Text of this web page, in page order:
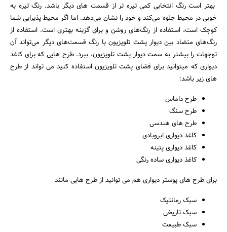
جستجو
بهتر است رنگ انتخابی کمی تیره‌ تر از قسمت های دیگر باشد. رنگ تیره به
خوبی در محیط جلوه می‌کند و خود را نشان می‌دهد. اما اگر محیط پذیرایی شما
کوچک است، استفاده از رنگ‌های روشن و براق گزینه بهتری است. استفاده از
رنگ‌های متضاد بین دیوار پشت تلویزیون با رنگ‌ قسمت‌های دیگر می‌تواند آن
توجهات را بیشتر به سمت دیوار پشت تلویزیون، ببرد. طرح هایی که برای کاغذ
دیواری که میتوانید برای فضای پشت تلویزیون استفاده کنید می تواند از طرح
های زیر باشد:
طرح داماس
طرح سنگ
طرح های هندسی
کاغذ دیواری ابروبادی
کاغذ دیواری پتینه
کاغذ دیواری ساده رنگی
برای طرح های پوستر دیواری هم می توانید از طرح هایی مانند
سبک رمانتیک
سبک تاریخی
سبک طبیعت